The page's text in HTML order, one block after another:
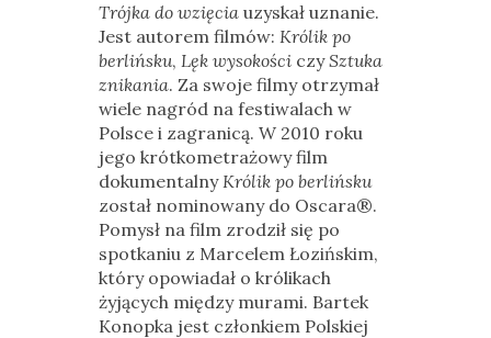
Trójka do wzięciauzyskał uznanie.
Jest autorem filmów: Królik po
berlińsku, Lęk wysokościczySztuka
znikania. Za swoje filmy otrzymał
wiele nagród na festiwalach w
Polsce i zagranicą. W 2010 roku
jego krótkometrażowy film
dokumentalnyKrólik po berlińsku
został nominowany do Oscara®.
Pomysł na film zrodził się po
spotkaniu z Marcelem Łozińskim,
który opowiadał o królikach
żyjących między murami. Bartek
Konopka jest członkiem Polskiej